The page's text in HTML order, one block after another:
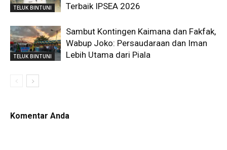
TELUK BINTUNI
Terbaik IPSEA 2026
TELUK BINTUNI
Sambut Kontingen Kaimana dan Fakfak,
Wabup Joko: Persaudaraan dan Iman
Lebih Utama dari Piala
Komentar Anda